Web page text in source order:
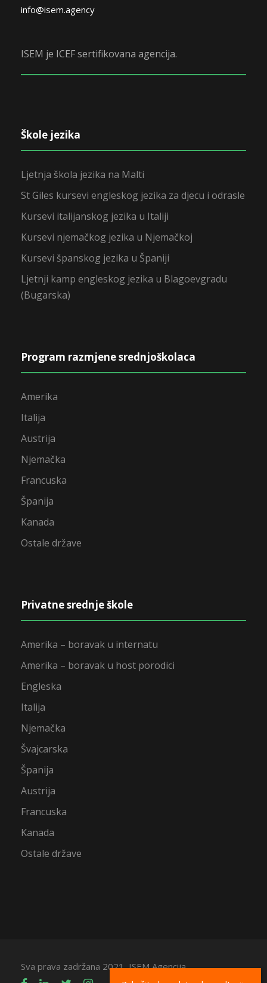
info@isem.agency
ISEM je ICEF sertifikovana agencija.
Škole jezika
Ljetnja škola jezika na Malti
St Giles kursevi engleskog jezika za djecu i odrasle
Kursevi italijanskog jezika u Italiji
Kursevi njemačkog jezika u Njemačkoj
Kursevi španskog jezika u Španiji
Ljetnji kamp engleskog jezika u Blagoevgradu
(Bugarska)
Program razmjene srednjoškolaca
Amerika
Italija
Austrija
Njemačka
Francuska
Španija
Kanada
Ostale države
Privatne srednje škole
Amerika – boravak u internatu
Amerika – boravak u host porodici
Engleska
Italija
Njemačka
Švajcarska
Španija
Austrija
Francuska
Kanada
Ostale države
Sva prava zadržana 2021, ISEM Agencija